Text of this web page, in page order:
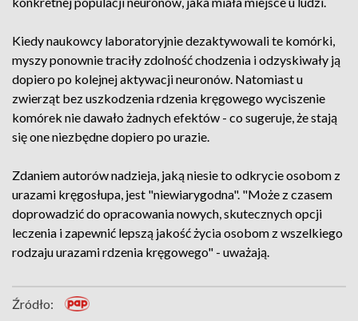
Kiedy naukowcy laboratoryjnie dezaktywowali te komórki,
myszy ponownie traciły zdolność chodzenia i odzyskiwały ją
dopiero po kolejnej aktywacji neuronów. Natomiast u
zwierząt bez uszkodzenia rdzenia kręgowego wyciszenie
komórek nie dawało żadnych efektów - co sugeruje, że stają
się one niezbędne dopiero po urazie.
Zdaniem autorów nadzieja, jaką niesie to odkrycie osobom z
urazami kręgosłupa, jest "niewiarygodna". "Może z czasem
doprowadzić do opracowania nowych, skutecznych opcji
leczenia i zapewnić lepszą jakość życia osobom z wszelkiego
rodzaju urazami rdzenia kręgowego" - uważają.
Źródło: